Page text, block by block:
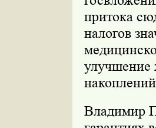
притока
налогов
Владимир